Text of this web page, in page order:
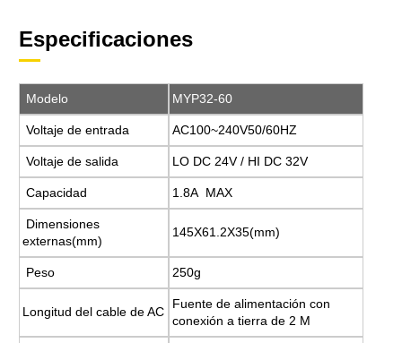
Especificaciones
Modelo MYP32-60
Voltaje de entrada AC100~240V50/60HZ
Voltaje de salida LO DC 24V / HI DC 32V
Capacidad 1.8A MAX
Dimensiones
externas(mm)
145X61.2X35(mm)
Peso 250g
Longitud del cable de AC
Fuente de alimentación con
conexión a tierra de 2 M